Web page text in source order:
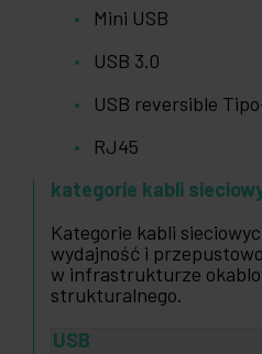
Mini USB
USB 3.0
USB reversible
RJ45
kategorie kabli
Kategorie kabli
wydajność i
w infrastrukturze
strukturalnego.
USB